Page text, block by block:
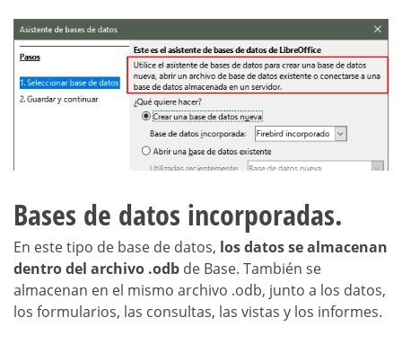
Bases de datos incorporadas.
En este tipo de base de datos, los datos se almacenan
dentro del archivo .odb de Base. También se
almacenan en el mismo archivo .odb, junto a los datos,
los formularios, las consultas, las vistas y los informes.